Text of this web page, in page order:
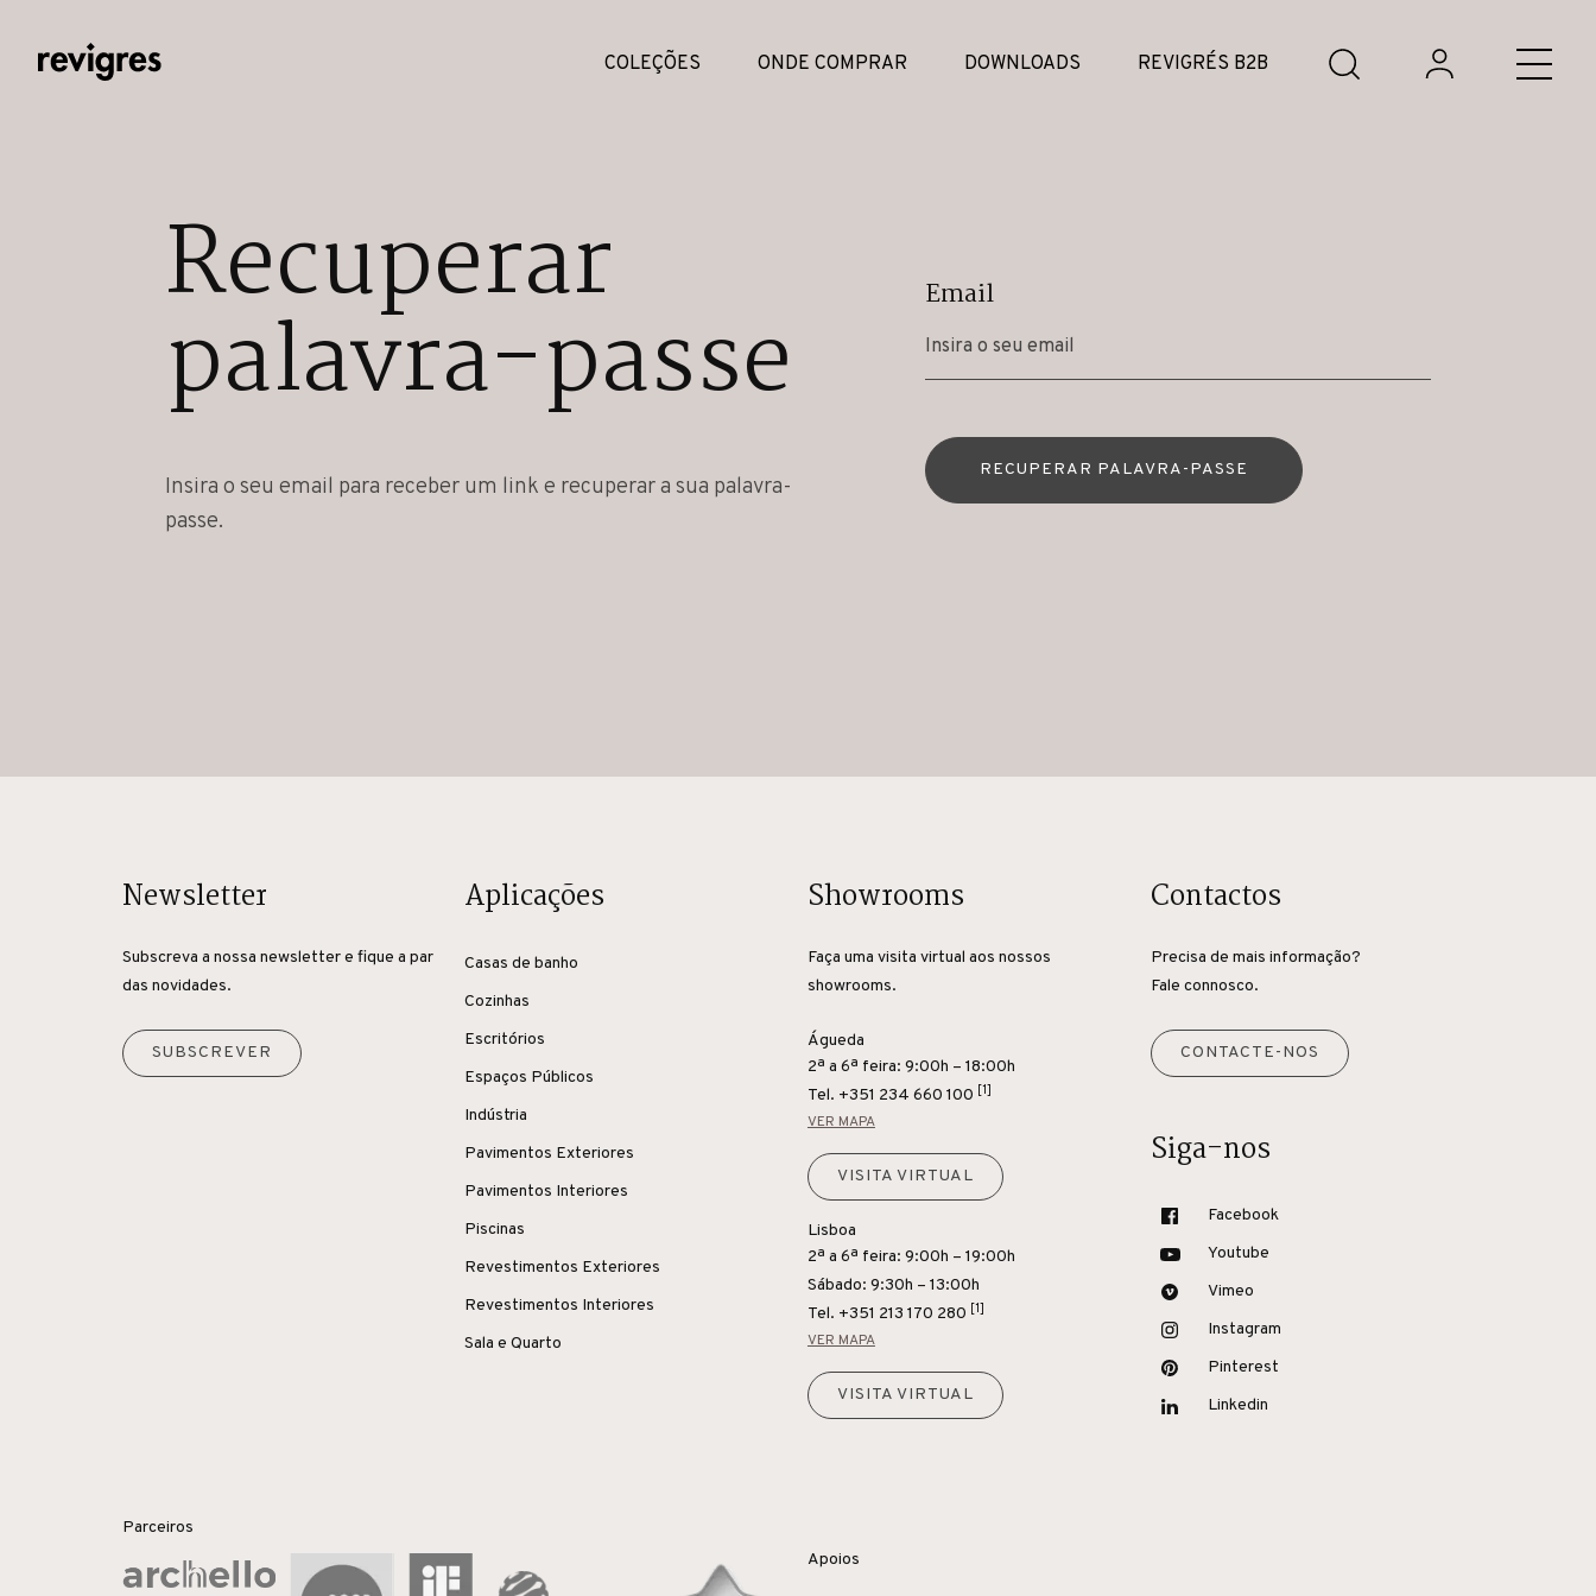
COLEÇÕES ONDE COMPRAR DOWNLOADS REVIGRÉS B2B
Recuperar
palavra-passe Email
RECUPERAR PALAVRA-PASSE
Insira o seu email para receber um link e recuperar a sua palavra-
passe.
Newsletter
Subscreva a nossa newsletter e fique a par
das novidades.
SUBSCREVER
Aplicações
Casas de banho
Cozinhas
Escritórios
Espaços Públicos
Indústria
Pavimentos Exteriores
Pavimentos Interiores
Piscinas
Revestimentos Exteriores
Revestimentos Interiores
Sala e Quarto
Showrooms
Faça uma visita virtual aos nossos
showrooms.
Águeda
2ª a 6ª feira: 9:00h – 18:00h
Tel. +351 234 660 100 [1]
VER MAPA
VISITA VIRTUAL
Lisboa
2ª a 6ª feira: 9:00h – 19:00h
Sábado: 9:30h – 13:00h
Tel. +351 213 170 280 [1]
VER MAPA
VISITA VIRTUAL
Contactos
Precisa de mais informação?
Fale connosco.
CONTACTE-NOS
Siga-nos
Facebook
Youtube
Vimeo
Instagram
Pinterest
Linkedin
Parceiros
Apoios